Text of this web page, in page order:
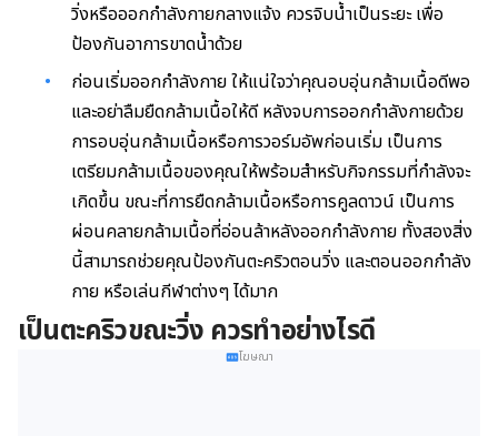
วิ่งหรือออกกำลังกายกลางแจ้ง ควรจิบน้ำเป็นระยะ เพื่อ
ป้องกันอาการขาดน้ำด้วย
ก่อนเริ่มออกกำลังกาย ให้แน่ใจว่าคุณอบอุ่นกล้ามเนื้อดีพอ
และอย่าลืมยืดกล้ามเนื้อให้ดี หลังจบการออกกำลังกายด้วย
การอบอุ่นกล้ามเนื้อหรือการวอร์มอัพก่อนเริ่ม เป็นการ
เตรียมกล้ามเนื้อของคุณให้พร้อมสำหรับกิจกรรมที่กำลังจะ
เกิดขึ้น ขณะที่การยืดกล้ามเนื้อหรือการคูลดาวน์ เป็นการ
ผ่อนคลายกล้ามเนื้อที่อ่อนล้าหลังออกกำลังกาย ทั้งสองสิ่ง
นี้สามารถช่วยคุณป้องกันตะคริวตอนวิ่ง และตอนออกกำลัง
กาย หรือเล่นกีฬาต่างๆ ได้มาก
เป็นตะคริวขณะวิ่ง ควรทำอย่างไรดี
โฆษณา